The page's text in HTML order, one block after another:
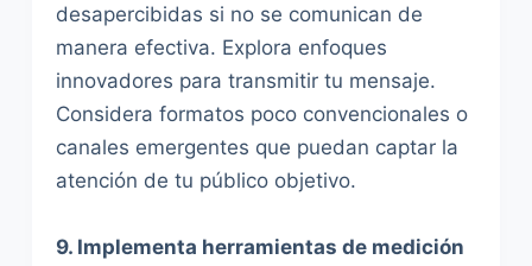
desapercibidas si no se comunican de
manera efectiva. Explora enfoques
innovadores para transmitir tu mensaje.
Considera formatos poco convencionales o
canales emergentes que puedan captar la
atención de tu público objetivo.
9. Implementa herramientas de medición